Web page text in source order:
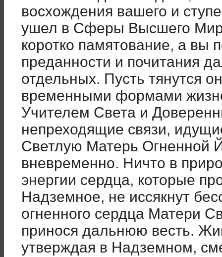
восхождения вашего и
ушел в Сферы Высшего
коротко памятование, а вы
преданности и почитания
отдельных. Пусть тянутся
временными формами
Учителем Света и
непреходящие связи,
Светлую Матерь Огненной
вневременно. Ничто в
энергии сердца, которые
Надземное, не иссякнут
огненного сердца Матери
принося дальнюю весть.
утверждая в Надземном,